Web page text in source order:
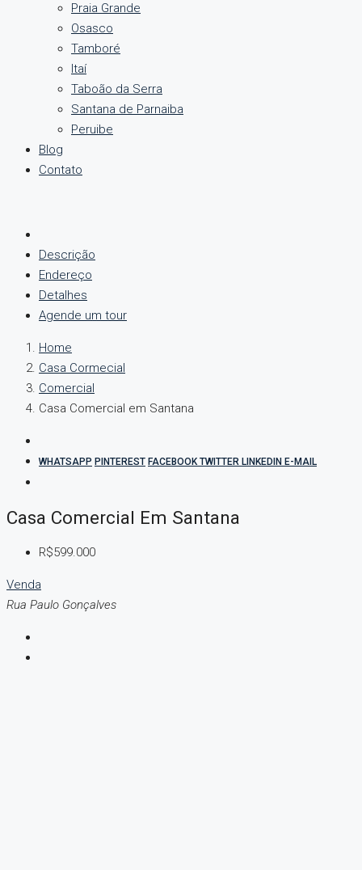
Praia Grande
Osasco
Tamboré
Itaí
Taboão da Serra
Santana de Parnaiba
Peruibe
Blog
Contato
Descrição
Endereço
Detalhes
Agende um tour
Home
Casa Cormecial
Comercial
Casa Comercial em Santana
WHATSAPP PINTEREST FACEBOOKTWITTER LINKEDIN E-MAIL
Casa Comercial Em Santana
R$599.000
Venda
Rua Paulo Gonçalves